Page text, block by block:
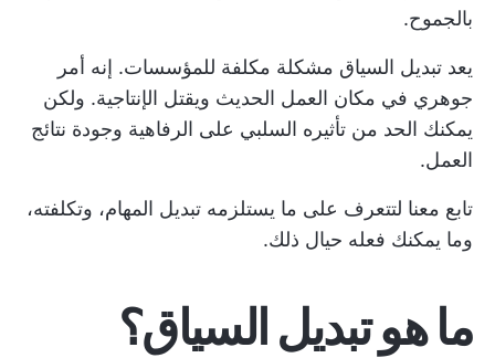
بالجموح.
يعد تبديل السياق مشكلة مكلفة للمؤسسات. إنه أمر
جوهري في مكان العمل الحديث ويقتل الإنتاجية. ولكن
يمكنك الحد من تأثيره السلبي على الرفاهية وجودة نتائج
العمل.
تابع معنا لتتعرف على ما يستلزمه تبديل المهام، وتكلفته،
وما يمكنك فعله حيال ذلك.
ما هو تبديل السياق؟